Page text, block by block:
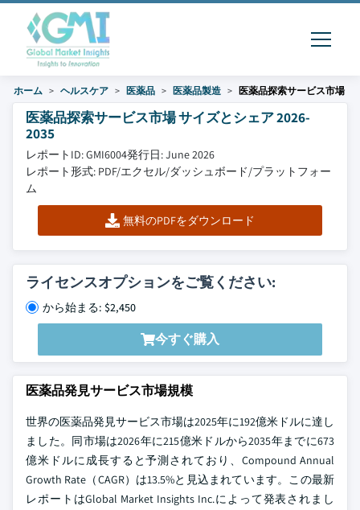
ホーム ヘルスケア 医薬品 医薬品製造 医薬品探索サービス市場
医薬品探索サービス市場 サイズとシェア 2026-
2035
レポートID: GMI6004発行日: June 2026
レポート形式: PDF/エクセル/ダッシュボード/プラットフォー
ム
無料のPDFをダウンロード
ライセンスオプションをご覧ください:
から始まる: $2,450
今すぐ購入
医薬品発見サービス市場規模
世界の医薬品発見サービス市場は2025年に192億米ドルに達し
ました。同市場は2026年に215億米ドルから2035年までに673
億米ドルに成長すると予測されており、Compound Annual
Growth Rate（CAGR）は13.5%と見込まれています。この最新
レポートはGlobal Market Insights Inc.によって発表されまし